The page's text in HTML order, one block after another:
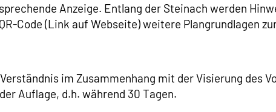
Anzeige. Entlang der Steinach werden
Code (Link auf Webseite) weitere Plangrundlagen
im Zusammenhang mit der Visierung des
Auflage, d.h. während 30 Tagen.